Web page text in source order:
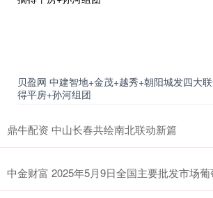
贝盈网 中建智地+金茂+越秀+朝阳城发四大
得平房+孙河组团
鼎牛配资 中山长春共绘南北联动新篇
中金财富 2025年5月9日全国主要批发市场